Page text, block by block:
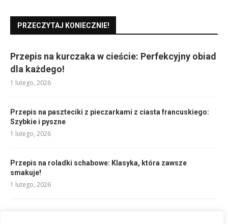
PRZECZYTAJ KONIECZNIE!
Przepis na kurczaka w cieście: Perfekcyjny obiad
dla każdego!
1 lutego, 2026
Przepis na paszteciki z pieczarkami z ciasta francuskiego:
Szybkie i pyszne
1 lutego, 2026
Przepis na roladki schabowe: Klasyka, która zawsze
smakuje!
1 lutego, 2026